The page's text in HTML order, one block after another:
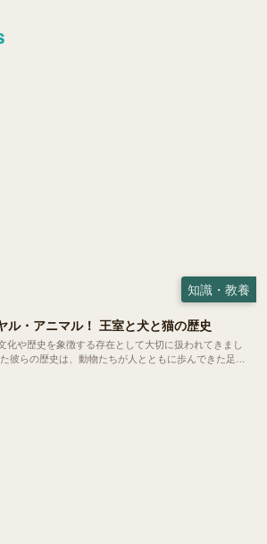
知識・教養
ル・アニマル！ 王室と犬と猫の歴史
化や歴史を象徴する存在として大切に扱われてきまし